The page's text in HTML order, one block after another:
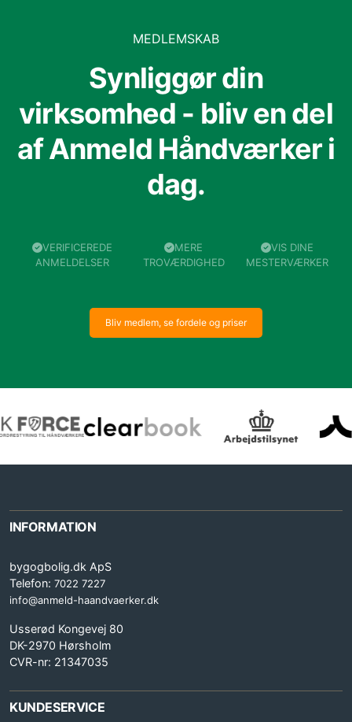
MEDLEMSKAB
Synliggør din
virksomhed - bliv en del
af Anmeld Håndværker i
dag.
VERIFICEREDE
ANMELDELSER
MERE
TROVÆRDIGHED
VIS DINE
MESTERVÆRKER
Bliv medlem, se fordele og priser
INFORMATION
bygogbolig.dk ApS
Telefon: 7022 7227
info@anmeld-haandvaerker.dk
Usserød Kongevej 80
DK-2970 Hørsholm
CVR-nr: 21347035
KUNDESERVICE